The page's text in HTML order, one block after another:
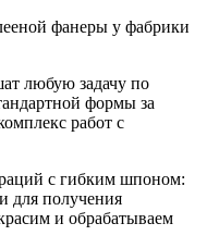
фанеры у фабрики
любую задачу по
формы за
работ с
с гибким шпоном:
для получения
и обрабатываем